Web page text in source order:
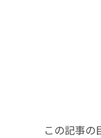
この記事の